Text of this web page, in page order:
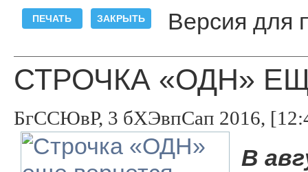
Версия для
СТРОЧКА «ОДН»
БгССЮвР, 3 бХЭвпСап 2016,
В